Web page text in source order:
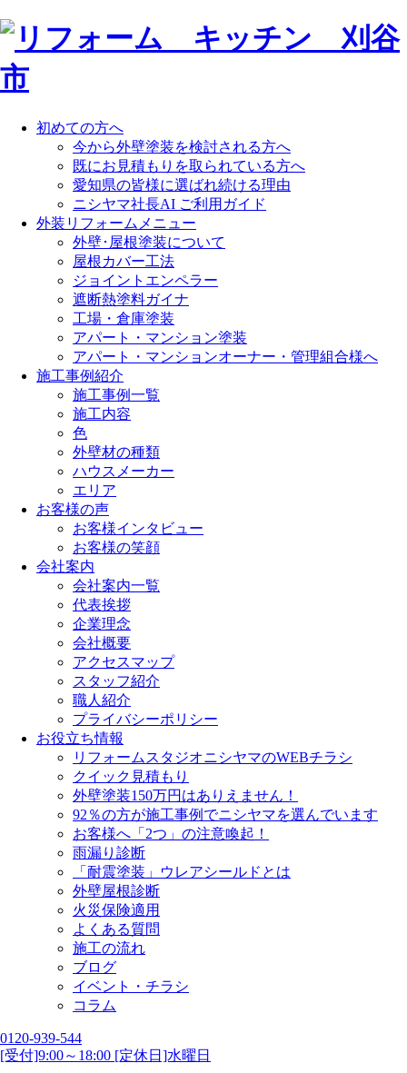
初めての方へ
今から外壁塗装を検討される方へ
既にお見積もりを取られている方へ
愛知県の皆様に選ばれ続ける理由
ニシヤマ社長AI ご利用ガイド
外装リフォームメニュー
外壁･屋根塗装について
屋根カバー工法
ジョイントエンペラー
遮断熱塗料ガイナ
工場・倉庫塗装
アパート・マンション塗装
アパート・マンションオーナー・管理組合様へ
施工事例紹介
施工事例一覧
施工内容
色
外壁材の種類
ハウスメーカー
エリア
お客様の声
お客様インタビュー
お客様の笑顔
会社案内
会社案内一覧
代表挨拶
企業理念
会社概要
アクセスマップ
スタッフ紹介
職人紹介
プライバシーポリシー
お役立ち情報
リフォームスタジオニシヤマのWEBチラシ
クイック見積もり
外壁塗装150万円はありえません！
92％の方が施工事例でニシヤマを選んでいます
お客様へ「2つ」の注意喚起！
雨漏り診断
「耐震塗装」ウレアシールドとは
外壁屋根診断
火災保険適用
よくある質問
施工の流れ
ブログ
イベント・チラシ
コラム
0120-939-544
[受付]9:00～18:00 [定休日]水曜日